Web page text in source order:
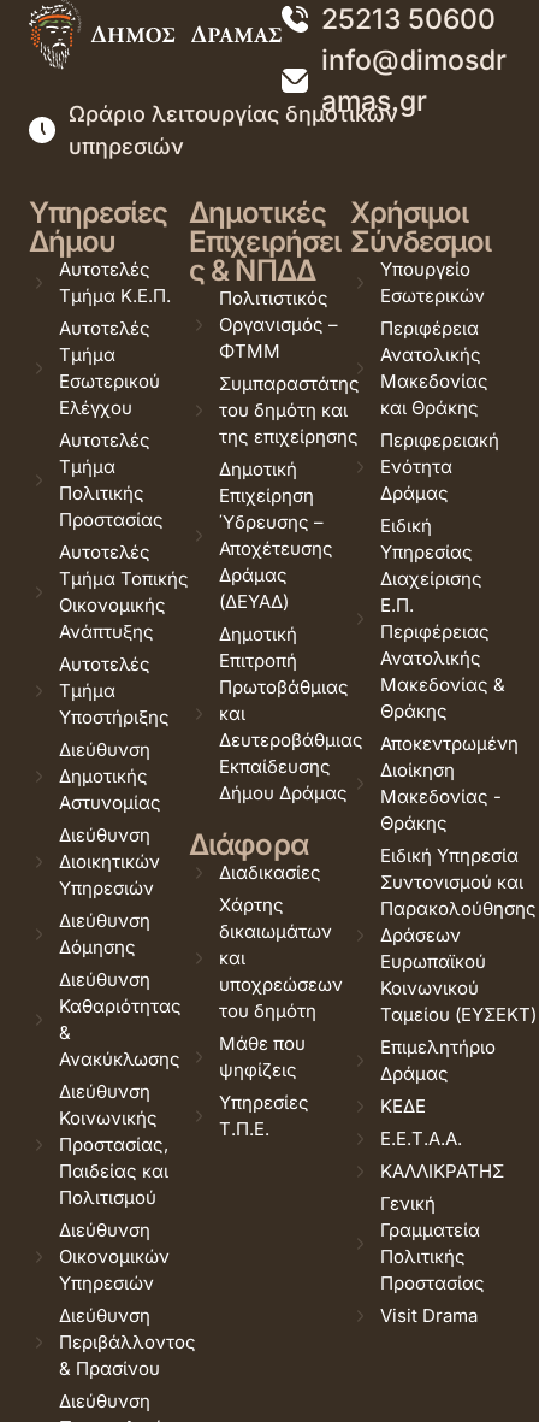
25213 50600
info@dimosdr
amas.gr
Ωράριο λειτουργίας δημοτικών
υπηρεσιών
Υπηρεσίες
Δήμου
Αυτοτελές
Τμήμα Κ.Ε.Π.
Αυτοτελές
Τμήμα
Εσωτερικού
Ελέγχου
Αυτοτελές
Τμήμα
Πολιτικής
Προστασίας
Αυτοτελές
Τμήμα Τοπικής
Οικονομικής
Ανάπτυξης
Αυτοτελές
Τμήμα
Υποστήριξης
Διεύθυνση
Δημοτικής
Αστυνομίας
Διεύθυνση
Διοικητικών
Υπηρεσιών
Διεύθυνση
Δόμησης
Διεύθυνση
Καθαριότητας
&
Ανακύκλωσης
Διεύθυνση
Κοινωνικής
Προστασίας,
Παιδείας και
Πολιτισμού
Διεύθυνση
Οικονομικών
Υπηρεσιών
Διεύθυνση
Περιβάλλοντος
& Πρασίνου
Διεύθυνση
Δημοτικές
Επιχειρήσει
ς & ΝΠΔΔ
Πολιτιστικός
Οργανισμός –
ΦΤΜΜ
Συμπαραστάτης
του δημότη και
της επιχείρησης
Δημοτική
Επιχείρηση
Ύδρευσης –
Αποχέτευσης
Δράμας
(ΔΕΥΑΔ)
Δημοτική
Επιτροπή
Πρωτοβάθμιας
και
Δευτεροβάθμιας
Εκπαίδευσης
Δήμου Δράμας
Διάφορα
Διαδικασίες
Χάρτης
δικαιωμάτων
και
υποχρεώσεων
του δημότη
Μάθε που
ψηφίζεις
Υπηρεσίες
Τ.Π.Ε.
Χρήσιμοι
Σύνδεσμοι
Υπουργείο
Εσωτερικών
Περιφέρεια
Ανατολικής
Μακεδονίας
και Θράκης
Περιφερειακή
Ενότητα
Δράμας
Ειδική
Υπηρεσίας
Διαχείρισης
Ε.Π.
Περιφέρειας
Ανατολικής
Μακεδονίας &
Θράκης
Αποκεντρωμένη
Διοίκηση
Μακεδονίας -
Θράκης
Ειδική Υπηρεσία
Συντονισμού και
Παρακολούθησης
Δράσεων
Ευρωπαϊκού
Κοινωνικού
Ταμείου (ΕΥΣΕΚΤ)
Επιμελητήριο
Δράμας
ΚΕΔΕ
Ε.Ε.Τ.Α.Α.
ΚΑΛΛΙΚΡΑΤΗΣ
Γενική
Γραμματεία
Πολιτικής
Προστασίας
Visit Drama